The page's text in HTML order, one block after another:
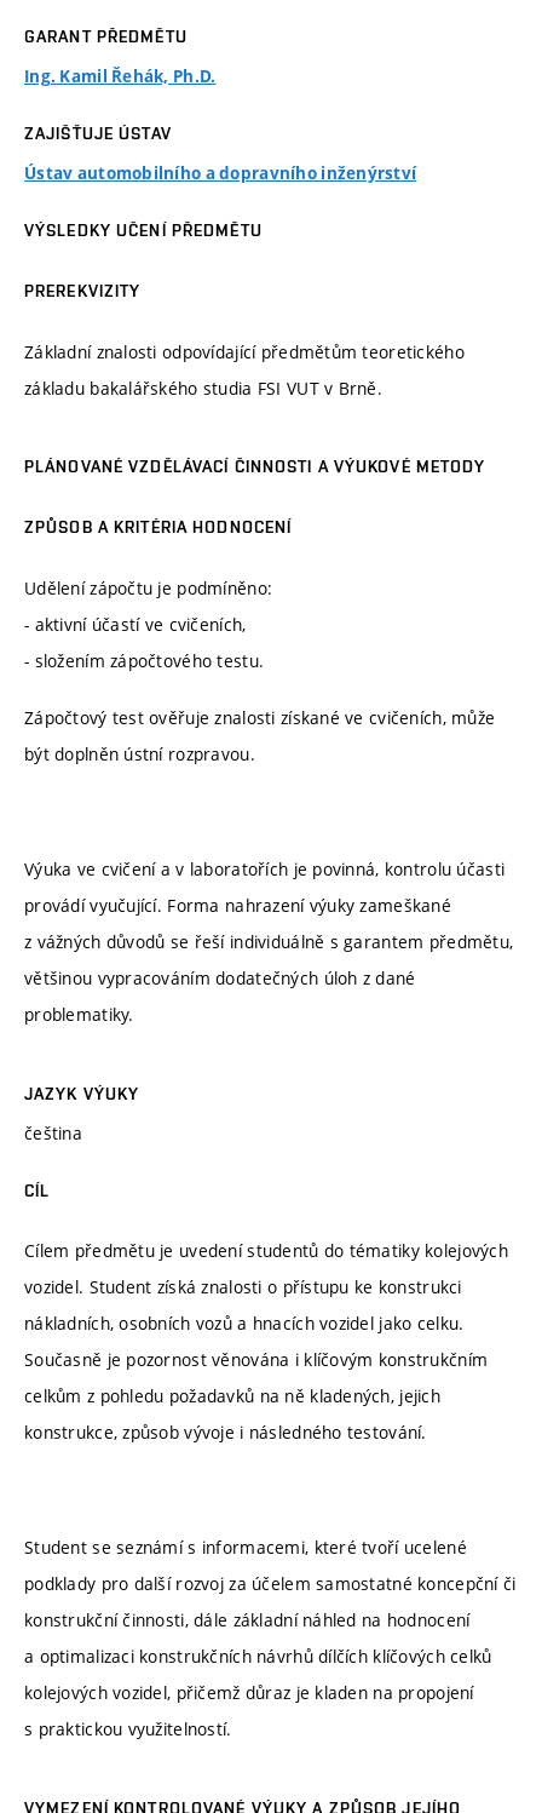
GARANT PŘEDMĚTU
Ing. Kamil Řehák, Ph.D.
ZAJIŠŤUJE ÚSTAV
Ústav automobilního a dopravního inženýrství
VÝSLEDKY UČENÍ PŘEDMĚTU
PREREKVIZITY
Základní znalosti odpovídající předmětům teoretického
základu bakalářského studia FSI VUT v Brně.
PLÁNOVANÉ VZDĚLÁVACÍ ČINNOSTI A VÝUKOVÉ METODY
ZPŮSOB A KRITÉRIA HODNOCENÍ
Udělení zápočtu je podmíněno:
- aktivní účastí ve cvičeních,
- složením zápočtového testu.
Zápočtový test ověřuje znalosti získané ve cvičeních, může
být doplněn ústní rozpravou.
Výuka ve cvičení a v laboratořích je povinná, kontrolu účasti
provádí vyučující. Forma nahrazení výuky zameškané
z vážných důvodů se řeší individuálně s garantem předmětu,
většinou vypracováním dodatečných úloh z dané
problematiky.
JAZYK VÝUKY
čeština
CÍL
Cílem předmětu je uvedení studentů do tématiky kolejových
vozidel. Student získá znalosti o přístupu ke konstrukci
nákladních, osobních vozů a hnacích vozidel jako celku.
Současně je pozornost věnována i klíčovým konstrukčním
celkům z pohledu požadavků na ně kladených, jejich
konstrukce, způsob vývoje i následného testování.
Student se seznámí s informacemi, které tvoří ucelené
podklady pro další rozvoj za účelem samostatné koncepční či
konstrukční činnosti, dále základní náhled na hodnocení
a optimalizaci konstrukčních návrhů dílčích klíčových celků
kolejových vozidel, přičemž důraz je kladen na propojení
s praktickou využitelností.
VYMEZENÍ KONTROLOVANÉ VÝUKY A ZPŮSOB JEJÍHO